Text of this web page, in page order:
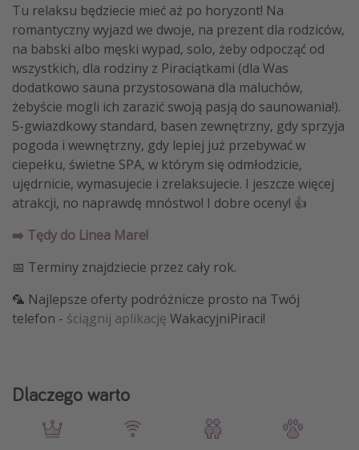
Tu relaksu będziecie mieć aż po horyzont! Na
romantyczny wyjazd we dwoje, na prezent dla rodziców,
na babski albo męski wypad, solo, żeby odpocząć od
wszystkich, dla rodziny z Piraciątkami (dla Was
dodatkowo sauna przystosowana dla maluchów,
żebyście mogli ich zarazić swoją pasją do saunowania!).
5-gwiazdkowy standard, basen zewnętrzny, gdy sprzyja
pogoda i wewnętrzny, gdy lepiej już przebywać w
ciepełku, świetne SPA, w którym się odmłodzicie,
ujędrnicie, wymasujecie i zrelaksujecie. I jeszcze więcej
atrakcji, no naprawdę mnóstwo! I dobre oceny! 👍
➡️ Tędy do Linea Mare!
📅 Terminy znajdziecie przez cały rok.
🦜 Najlepsze oferty podróżnicze prosto na Twój
telefon - ściągnij aplikację WakacyjniPiraci!
Dlaczego warto